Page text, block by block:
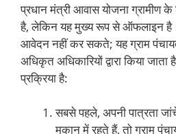
प्रधान मंत्री आवास योजना ग्रामीण
है, लेकिन यह मुख्य रूप से ऑफलाइन
आवेदन नहीं कर सकते; यह ग्राम
अधिकृत अधिकारियों द्वारा किया
प्रक्रिया है:
सबसे पहले, अपनी पात्रता
मकान में रहते हैं, तो ग्राम